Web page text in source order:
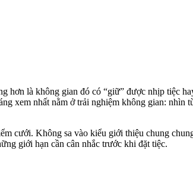
hơn là không gian đó có “giữ” được nhịp tiệc
xem nhất nằm ở trải nghiệm không gian: nhìn
cưới. Không sa vào kiểu giới thiệu chung
giới hạn cần cân nhắc trước khi đặt tiệc.